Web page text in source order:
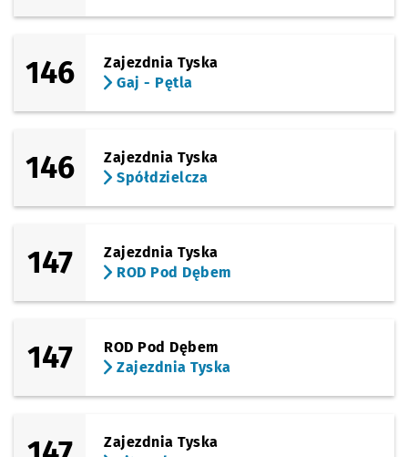
146
Zajezdnia Tyska
Gaj - Pętla
146
Zajezdnia Tyska
Spółdzielcza
147
Zajezdnia Tyska
ROD Pod Dębem
147
ROD Pod Dębem
Zajezdnia Tyska
Zajezdnia Tyska